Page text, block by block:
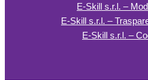
E-Skill s.r.l. –
E-Skill s.r.l. –
E-Skill s.r.l. –